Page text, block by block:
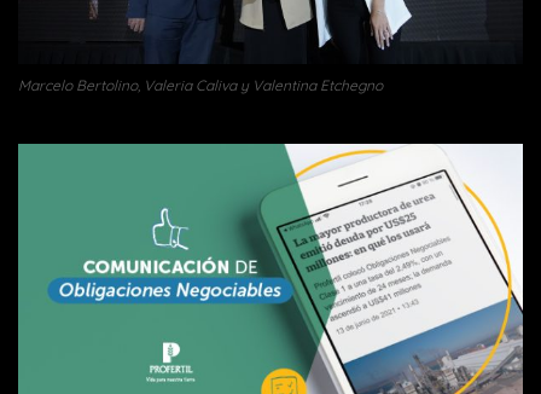
Marcelo Bertolino, Valeria Caliva y Valentina Etchegno